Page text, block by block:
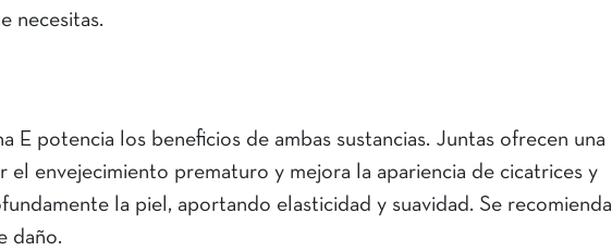
necesitas.
E potencia los beneficios de ambas sustancias. Juntas ofrecen una
el envejecimiento prematuro y mejora la apariencia de cicatrices y
la piel, aportando elasticidad y suavidad. Se recomienda
daño.